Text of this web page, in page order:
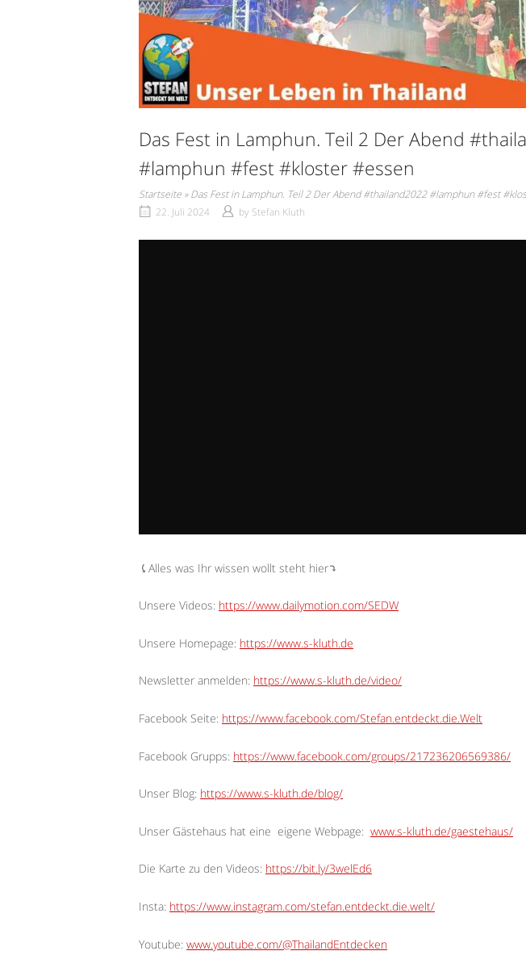
Das Fest in Lamphun. Teil 2 Der Abend
#lamphun #fest #kloster #essen
Startseite »Das Fest in Lamphun. Teil 2 Der Abend #thailand2022 #lamphun #fest
22. Juli 2024
by Stefan Kluth
⤹Alles was Ihr wissen wollt steht hier⤵︎
Unsere Videos: https://www.dailymotion.com/SEDW
Unsere Homepage: https://www.s-kluth.de
Newsletter anmelden: https://www.s-kluth.de/video/
Facebook Seite: https://www.facebook.com/Stefan.entdeckt.die.Welt
Facebook Grupps: https://www.facebook.com/groups/217236206569386/
Unser Blog: https://www.s-kluth.de/blog/
Unser Gästehaus hat eine eigene Webpage: www.s-kluth.de/gaestehaus/
Die Karte zu den Videos: https://bit.ly/3welEd6
Insta: https://www.instagram.com/stefan.entdeckt.die.welt/
Youtube: www.youtube.com/@ThailandEntdecken